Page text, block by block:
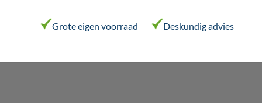
de
productpagina
Grote eigen voorraad Deskundig advies